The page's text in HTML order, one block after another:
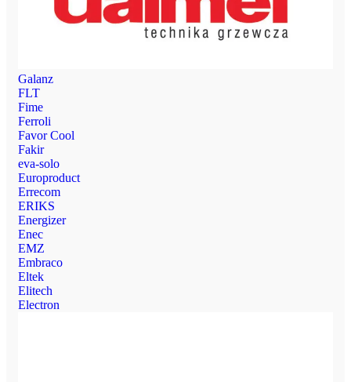
Galanz
FLT
Fime
Ferroli
Favor Cool
Fakir
eva-solo
Europroduct
Errecom
ERIKS
Energizer
Enec
EMZ
Embraco
Eltek
Elitech
Electron